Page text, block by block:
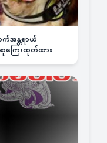
အန္တရာယ်
ဆုကြေးထုတ်ထား